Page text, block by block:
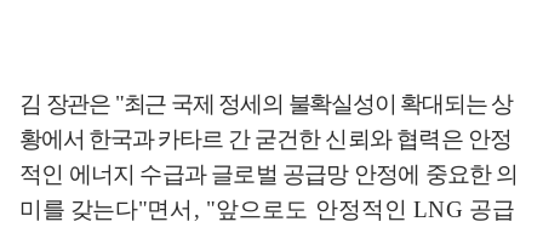
김 장관은 "최근 국제 정세의 불확실성이 확대되는 상
황에서 한국과 카타르 간 굳건한 신뢰와 협력은 안정
적인 에너지 수급과 글로벌 공급망 안정에 중요한의
미를 갖는다"면서 , "앞으로도 안정적인LNG 공급